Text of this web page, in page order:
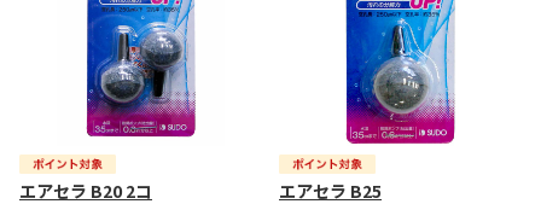
エアセラ B20 2コ エアセラ B25